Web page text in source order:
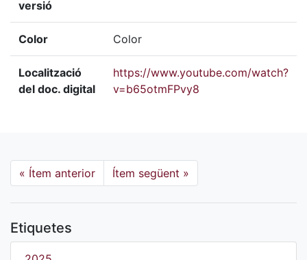
versió
Color Color
Localització
del doc. digital
https://www.youtube.com/watch?
v=b65otmFPvy8
« Ítem anterior Ítem següent »
Etiquetes